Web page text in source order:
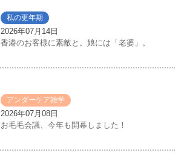
私の更年期
2026年07月14日
香港のお客様に素敵と。娘には「老婆」。
アンダーケア雑学
2026年07月08日
お毛毛会議、今年も開幕しました！